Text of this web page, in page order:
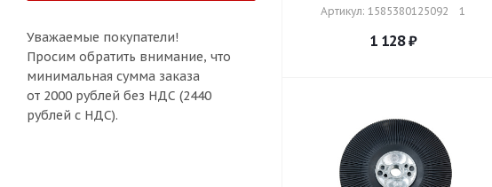
Артикул: 1585380125092    1
1 128₽
Уважаемые покупатели!
Просим обратить внимание, что
минимальная сумма заказа
от 2000 рублей без НДС (2440
рублей с НДС).